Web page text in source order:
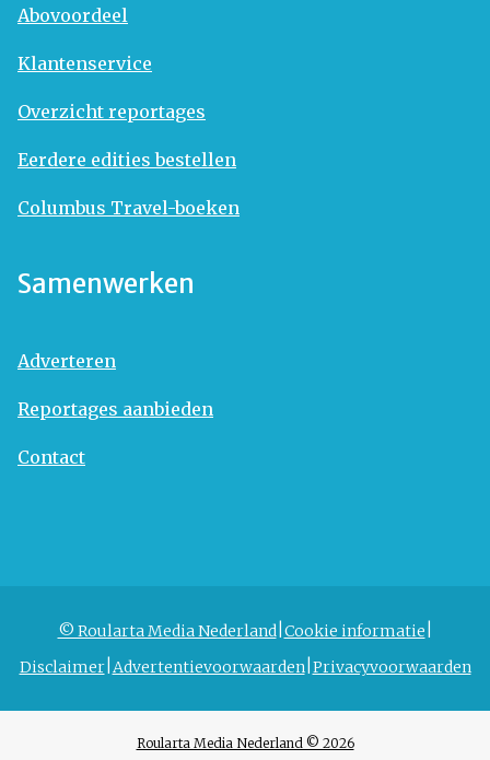
Abovoordeel
Klantenservice
Overzicht reportages
Eerdere edities bestellen
Columbus Travel-boeken
Samenwerken
Adverteren
Reportages aanbieden
Contact
© Roularta Media Nederland Cookie informatie
Disclaimer Advertentievoorwaarden Privacyvoorwaarden
Roularta Media Nederland © 2026